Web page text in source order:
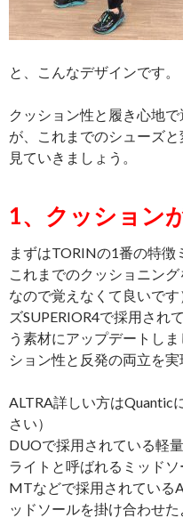
と、こんなデザインです。
クッション性と履き心地
が、これまでのシューズ
見ていきましょう。
1、クッション
まずはTORINの1番の特徴
これまでのクッショニン
なので覚えなくて良いで
ズSUPERIOR4で採用され
う素材にアップデートし
ション性と反発の両立を実
ALTRA詳しい方はQuantic
さい）
DUOで採用されている軽
ライトと呼ばれるミッド
MTなどで採用されている
ッドソールを掛け合わせ